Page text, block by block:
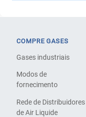
COMPRE GASES
Gases industriais
Modos de
fornecimento
Rede de Distribuidores
de Air Liquide